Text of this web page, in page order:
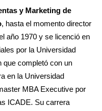
y Marketing de
, hasta el momento director
año 1970 y se licenció en
por la Universidad
que completó con un
en la Universidad
MBA Executive por
ICADE. Su carrera